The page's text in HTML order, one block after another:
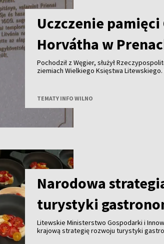
Uczczenie pamięci
Horvátha w
Pochodził z Węgier, służył
ziemiach Wielkiego Księstwa Litewskiego. Gáspár
Polski i Węgier.
TEMATY INFO WILNO
Narodowa
turystyki
Litewskie Ministerstwo Gospodarki i
krajową strategię rozwoju turystyki